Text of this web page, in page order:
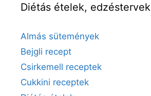
Diétás ételek, edzéstervek
Almás sütemények
Bejgli recept
Csirkemell receptek
Cukkini receptek